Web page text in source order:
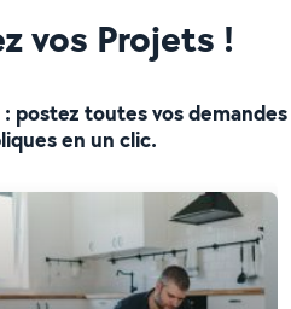
vos Projets !
postez toutes vos demandes
en un clic.